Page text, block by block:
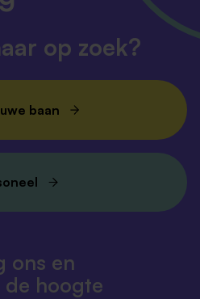
op zoek?
baan
ons en
hoogte